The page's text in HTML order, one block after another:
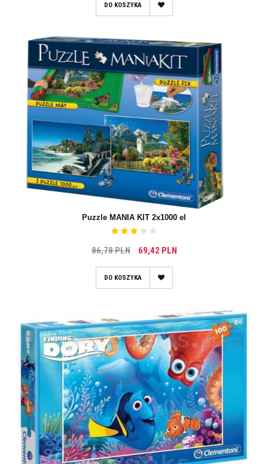
DO KOSZYKA
Puzzle MANIA KIT 2x1000 el
86,78 PLN 69,42 PLN
DO KOSZYKA